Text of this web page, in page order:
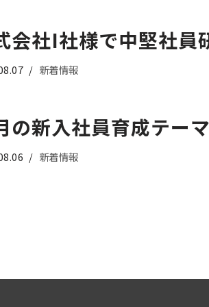
会社I社様で中堅社員
新着情報
の新入社員育成テー
新着情報